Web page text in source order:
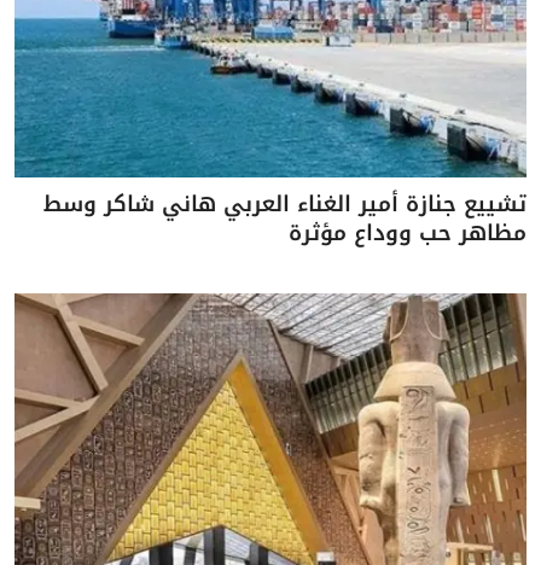
تشييع جنازة أمير الغناء العربي هاني شاكر وسط
مظاهر حب ووداع مؤثرة